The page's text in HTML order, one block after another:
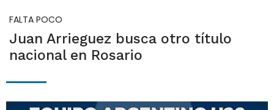
FALTA POCO
Juan Arrieguez busca otro título
nacional en Rosario